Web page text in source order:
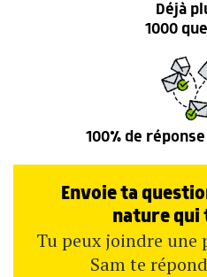
Déjà
1000
100% de
Envoie ta
nature
Tu peux joindre une
Sam te